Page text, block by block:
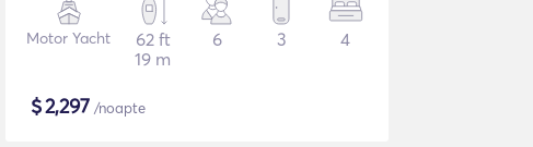
Motor Yacht
62 ft
19 m
6 3 4
$2,297 /noapte